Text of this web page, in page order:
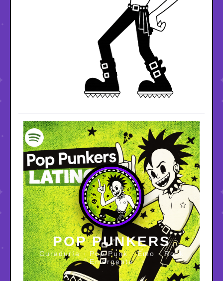
POP PUNKERS
Curaduría · Pop Punk · Emo · Rock
Emergente